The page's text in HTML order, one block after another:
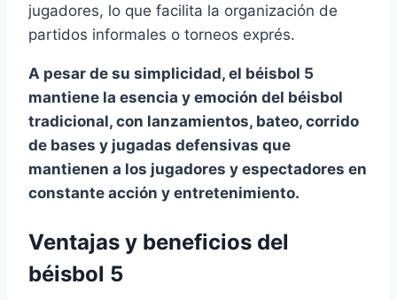
jugadores, lo que facilita la organización de
partidos informales o torneos exprés.
A pesar de su simplicidad, el béisbol 5
mantiene la esencia y emoción del béisbol
tradicional, con lanzamientos, bateo, corrido
de bases y jugadas defensivas que
mantienen a los jugadores y espectadores en
constante acción y entretenimiento.
Ventajas y beneficios del
béisbol 5